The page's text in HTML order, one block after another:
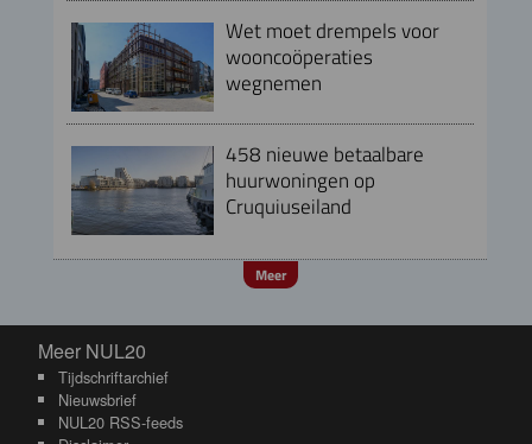
Wet moet drempels voor
wooncoöperaties
wegnemen
458 nieuwe betaalbare
huurwoningen op
Cruquiuseiland
Meer
Meer NUL20
Meer NUL20
Tijdschriftarchief
Nieuwsbrief
NUL20 RSS-feeds